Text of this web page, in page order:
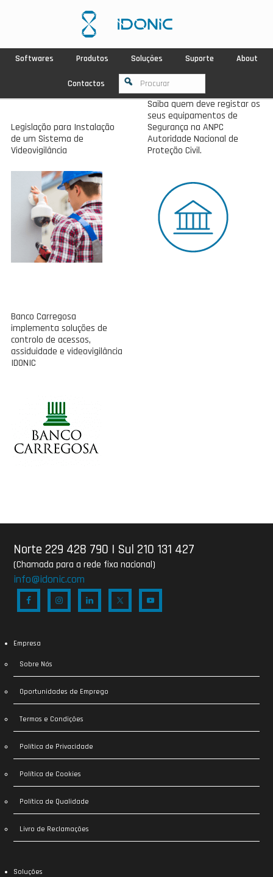
Softwares Produtos Soluções Suporte About
Contactos
Legislação para Instalação
de um Sistema de
Videovigilância
Saiba quem deve registar os
seus equipamentos de
Segurança na ANPC
Autoridade Nacional de
Proteção Civil.
Banco Carregosa
implementa soluções de
controlo de acessos,
assiduidade e videovigilância
IDONIC
Norte 229 428 790 | Sul 210 131 427
(Chamada para a rede fixa nacional)
info@idonic.com
Empresa
Sobre Nós
Oportunidades de Emprego
Termos e Condições
Política de Privacidade
Política de Cookies
Política de Qualidade
Livro de Reclamações
Soluções